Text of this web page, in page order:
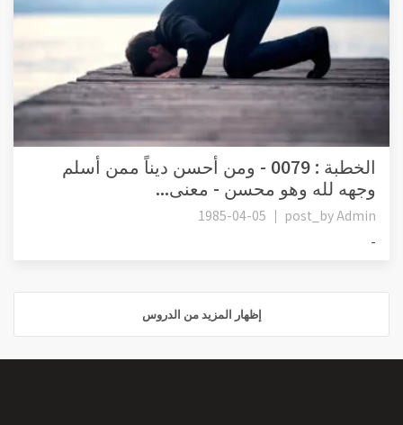
الخطبة : 0079 - ومن أحسن ديناً ممن أسلم
وجهه لله وهو محسن - معنى...
post_byAdmin
1985-04-05
-
إظهار المزيد من الدروس